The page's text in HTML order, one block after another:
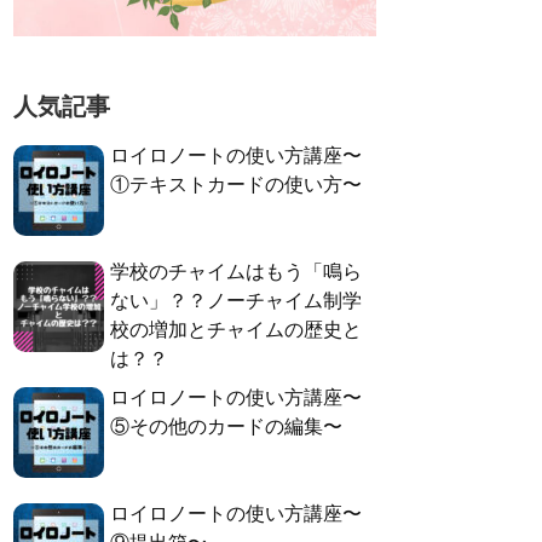
人気記事
ロイロノートの使い方講座〜
①テキストカードの使い方〜
学校のチャイムはもう「鳴ら
ない」？？ノーチャイム制学
校の増加とチャイムの歴史と
は？？
ロイロノートの使い方講座〜
⑤その他のカードの編集〜
ロイロノートの使い方講座〜